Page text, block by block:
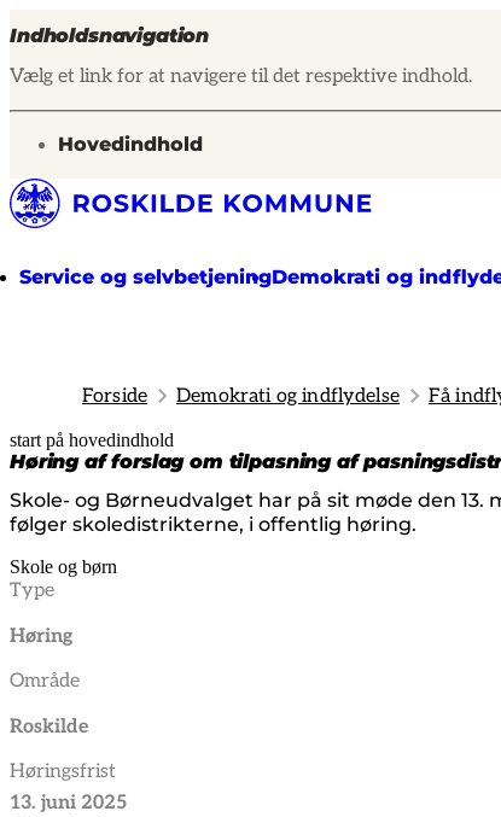
Indholdsnavigation
Vælg et link for at navigere til det respektive indhold.
gå til
Hovedindhold
Service og selvbetjeningDemokrati og
Forside Demokrati og indflydelse Få
start på hovedindhold
Høring af forslag om tilpasning af
Skole- og Børneudvalget har på sit møde den
følger skoledistrikterne, i offentlig høring.
senest opdateret 19. februar 2026
Skole og børn
Type
Høring
Område
Roskilde
Høringsfrist
13. juni 2025